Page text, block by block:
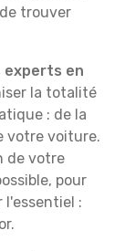
trouver
experts en
la totalité
: de la
votre voiture.
de votre
pour
l'essentiel :